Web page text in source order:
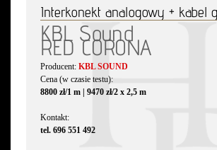
Interkonekt analogowy + kabel
KBL Sound
RED CORONA
Producent: KBL SOUND
Cena (w czasie testu):
8800 zł/1 m | 9470 zł/2 x 2,5 m
Kontakt:
tel. 696 551 492